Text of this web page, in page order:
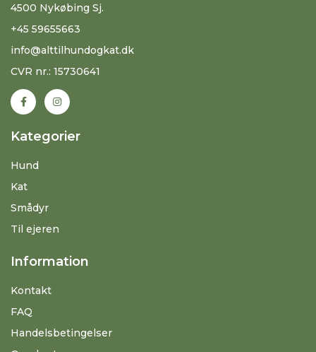
4500 Nykøbing Sj.
+45 59655663
info@alttilhundogkat.dk
CVR nr.: 15730641
Kategorier
Hund
Kat
Smådyr
Til ejeren
Information
Kontakt
FAQ
Handelsbetingelser